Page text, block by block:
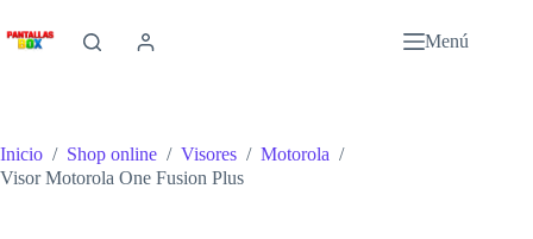
al
contenido
Menú
Inicio / Shop online / Visores / Motorola /
Visor Motorola One Fusion Plus